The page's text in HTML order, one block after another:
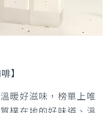
】
暖好滋味，榜單上唯